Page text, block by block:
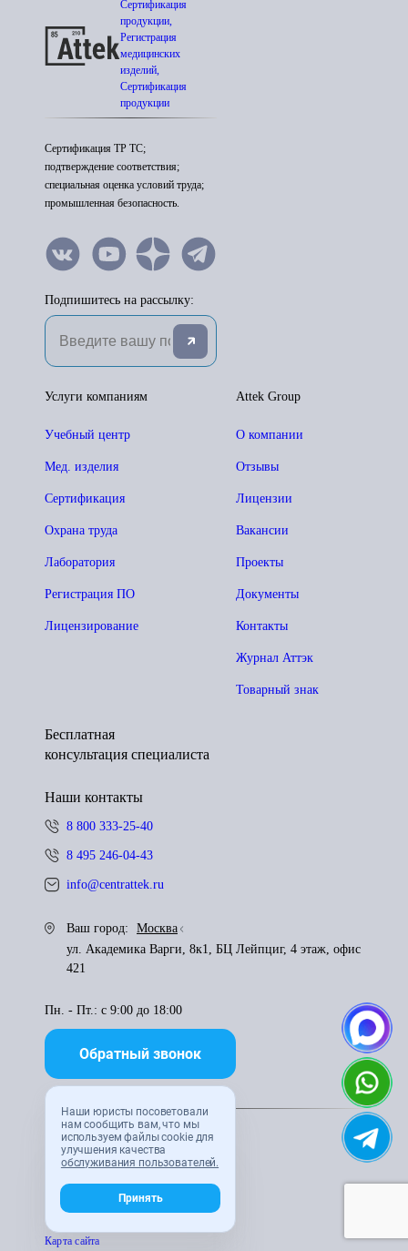
Наши юристы посоветовали
нам сообщить вам, что мы
используем файлы cookie для
улучшения качества
обслуживания пользователей.
Принять
Сертификация
продукции,
Регистрация
медицинских
изделий,
Сертификация
продукции
Сертификация ТР ТС;
подтверждение соответствия;
специальная оценка условий труда;
промышленная безопасность.
Подпишитесь на рассылку:
Attek Group
О компании
Отзывы
Лицензии
Вакансии
Проекты
Документы
Контакты
Журнал Аттэк
Товарный знак
Услуги компаниям
Учебный центр
Мед. изделия
Сертификация
Охрана труда
Лаборатория
Регистрация ПО
Лицензирование
Бесплатная
консультация специалиста
Наши контакты
8 800 333-25-40
8 495 246-04-43
info@centrattek.ru
Ваш город:
Москва
ул. Академика Варги, 8к1, БЦ Лейпциг, 4 этаж, офис
421
Пн. - Пт.: с 9:00 до 18:00
Обратный звонок
Политика конфиденциальности
Пользователькое соглашение
Правила использования материалов
Карта сайта